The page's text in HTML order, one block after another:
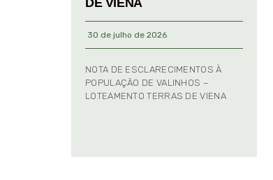
30 de julho de 2026
NOTA DE ESCLARECIMENTOS À
POPULAÇÃO DE VALINHOS –
LOTEAMENTO TERRAS DE VIENA